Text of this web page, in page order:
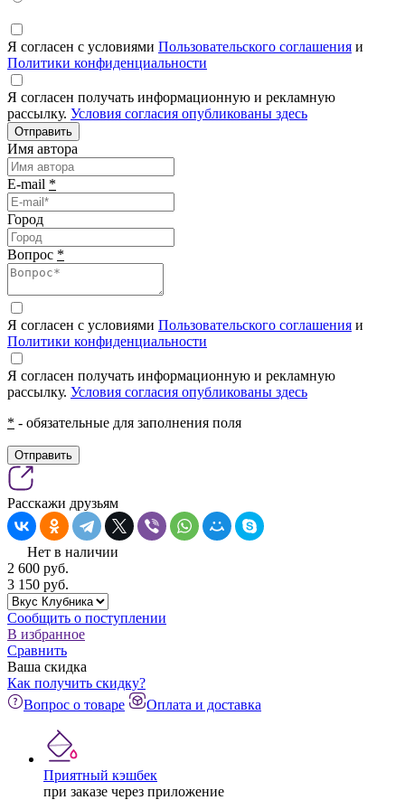
Я согласен с условиями Пользовательского соглашения и
Политики конфиденциальности
Я согласен получать информационную и рекламную
рассылку. Условия согласия опубликованы здесь
Отправить
Имя автора
E-mail *
Город
Вопрос *
Я согласен с условиями Пользовательского соглашения и
Политики конфиденциальности
Я согласен получать информационную и рекламную
рассылку. Условия согласия опубликованы здесь
* - обязательные для заполнения поля
Отправить
Расскажи друзьям
Нет в наличии
2 600 pуб.
3 150 pуб.
Сообщить о поступлении
В избранное
Сравнить
Ваша скидка
Как получить скидку?
Вопрос о товаре
Оплата и доставка
Приятный кэшбек
при заказе через приложение